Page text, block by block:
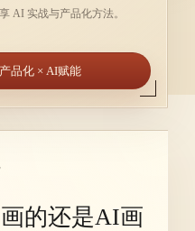
AI 实战与产品化方法。
品化 × AI赋能
的还是AI画